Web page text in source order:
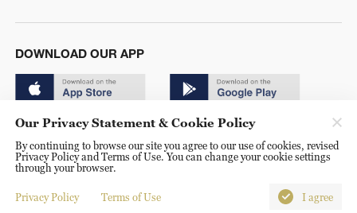
DOWNLOAD OUR APP
© China Radio International.CRI. All Rights Reserved. 16A
Shijingshan Road, Beijing, China. 100040
Our Privacy Statement & Cookie Policy
By continuing to browse our site you agree to our use of cookies, revised
Privacy Policy and Terms of Use. You can change your cookie settings
through your browser.
Privacy Policy Terms of Use I agree